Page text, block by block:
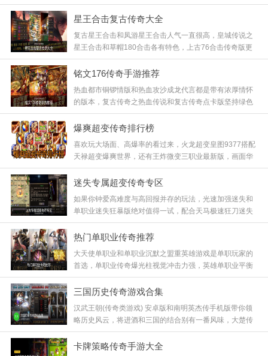
度专属小八戒，操作手感丝滑顺畅，打怪节奏感极强，再
加上零度火龙的点缀，这绝对是你不可错过的良心版本！
星王合击复古传奇大全
复古星王合击和凤游星王合击人气一直很高，皇城传说之
星王合击和草帽180合击各有特色，上古76合击传奇版更
是结合了76的耐玩和合击的爽快，这种双职业搭配的玩法
特别考验策略，找个好队友一起称霸沙城吧，快来加入战
铭文176传奇手游推荐
热血都市铜锣情版和热血攻沙成龙代言都是带有浓厚情怀
的版本，复古传奇之热血传说和复古传奇点卡版坚持绿色
公平，热血都市超变传奇则在经典基础上增加了爽度，这
些版本保留了最核心的铭文系统，玩起来特别有味道，快
爆爽超变传奇排行榜
喜欢玩大场面、高爆率的看过来，火龙超变皇图9377搭配
天禄超变爆爽世界，还有王炸微变三职业最新版，画面华
丽特效拉满，每一刀都伴随着震屏特效，让你体验到什么
叫做真正的财大气粗，这种土豪般的游戏体验绝对不容错
迷失专属超变传奇专区
如果你钟爱高难度与高回报并存的玩法，光速加强迷失和
单职业迷失狂暴版绝对值得一试，配合天马极速狂刀迷失
和狂烈异界迷失专属，这种在生死边缘疯狂试探的感觉太
刺激了，爆出极品装备的那一刻成就感爆棚，快来挑战
热门单职业传奇推荐
大天使单职业和单职业沉默之盟重英雄游戏是单职玩家的
首选，单职业传奇爆光柱视觉冲击力强，英雄单职业平衡
性做得不错，无上火龙单职业更是将单一职业玩出了花，
不需要复杂的技能搭配，专注于装备和等级的提升，简单
三国历史传奇游戏合集
汉武王朝(传奇类游戏) 安卓版和南明英杰传手机版带你领
略历史风云，将进酒和三国的结合别有一番风味，大楚传
奇更是重现了楚国霸业，这些版本在历史背景下加入了传
奇的刷怪玩法，让你在金戈铁马中体验不一样的激情，历
卡牌策略传奇手游大全